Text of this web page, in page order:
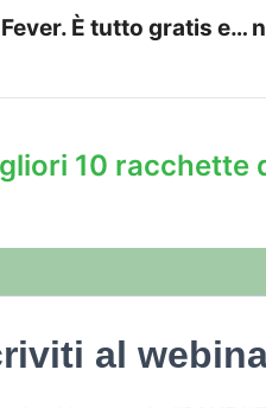
È tutto gratis e…
10 racchette